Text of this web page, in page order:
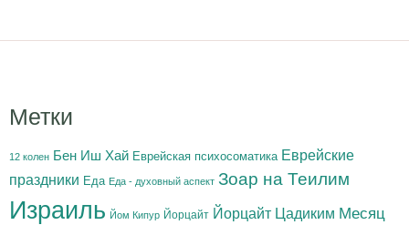
Метки
12 колен Бен Иш Хай Еврейская психосоматика Еврейские
праздники Еда Еда - духовный аспект Зоар на Теилим
Израиль Йом Кипур Йорцайт Йорцайт Цадиким Месяц